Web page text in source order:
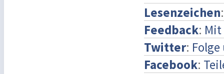
Lesenzeichen
Feedback:
Twitter:
Facebook: